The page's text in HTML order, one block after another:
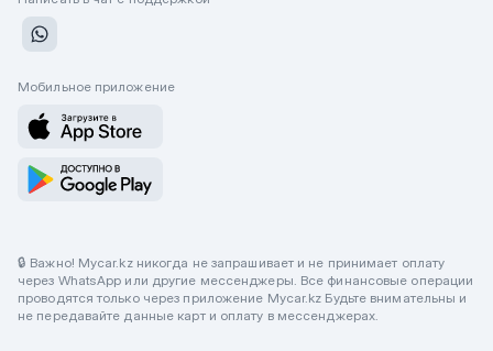
Мобильное приложение
🔒 Важно! Mycar.kz никогда не запрашивает и не принимает оплату
через WhatsApp или другие мессенджеры. Все финансовые операции
проводятся только через приложение Mycar.kz Будьте внимательны и
не передавайте данные карт и оплату в мессенджерах.